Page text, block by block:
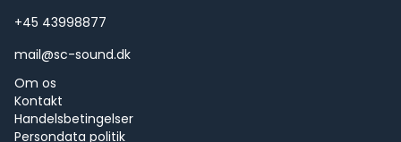
+45 43998877
mail@sc-sound.dk
Om os
Kontakt
Handelsbetingelser
Persondata politik